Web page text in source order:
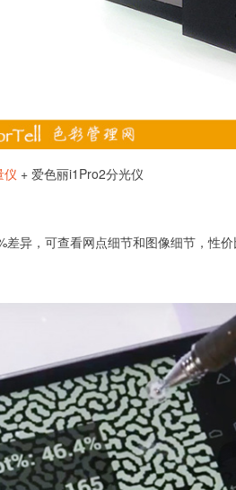
仪 + 爱色丽i1Pro2分光仪
异，可查看网点细节和图像细节，性价